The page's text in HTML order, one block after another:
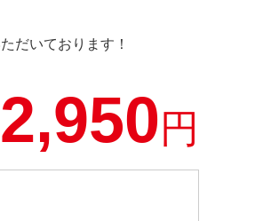
だいております！
円